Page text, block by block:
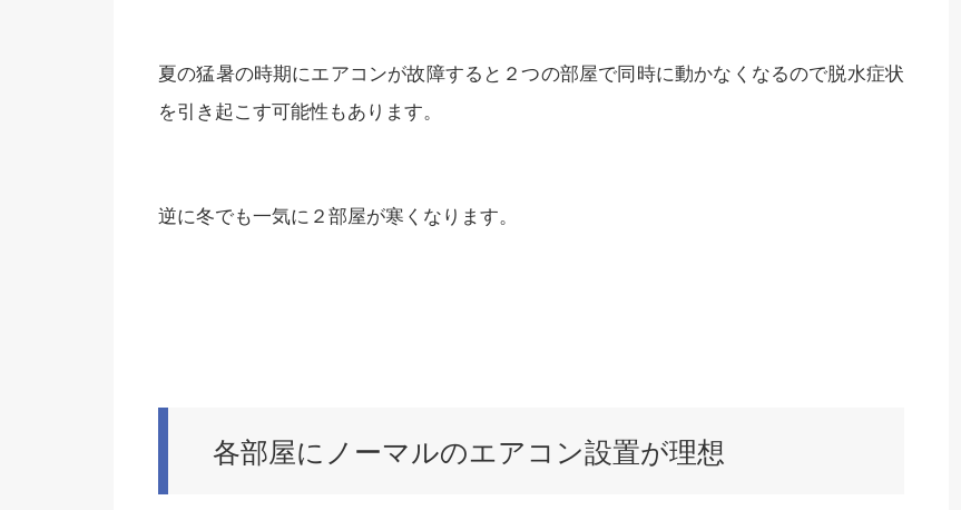
夏の猛暑の時期にエアコンが故障すると２つの部屋で同時に動かなくなるので脱水症状
を引き起こす可能性もあります。
逆に冬でも一気に２部屋が寒くなります。
各部屋にノーマルのエアコン設置が理想